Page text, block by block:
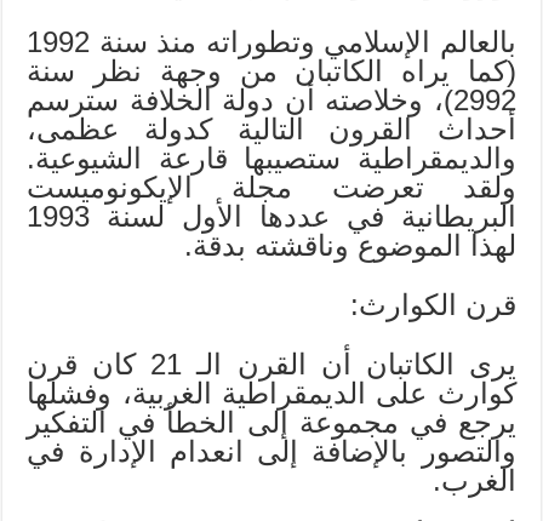
بالعالم الإسلامي وتطوراته منذ سنة 1992
(كما يراه الكاتبان من وجهة نظر سنة
2992)، وخلاصته أن دولة الخلافة سترسم
أحداث القرون التالية كدولة عظمى،
والديمقراطية ستصيبها قارعة الشيوعية.
ولقد تعرضت مجلة الإيكونوميست
البريطانية في عددها الأول لسنة 1993
لهذا الموضوع وناقشته بدقة.
قرن الكوارث:
يرى الكاتبان أن القرن الـ 21 كان قرن
كوارث على الديمقراطية الغربية، وفشلها
يرجع في مجموعة إلى الخطأ في التفكير
والتصور بالإضافة إلى انعدام الإدارة في
الغرب.